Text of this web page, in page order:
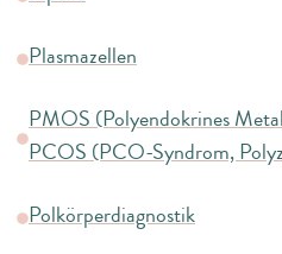
Plasmazellen
PMOS (Polyendokrines
PCOS (PCO-Syndrom,
Polkörperdiagnostik